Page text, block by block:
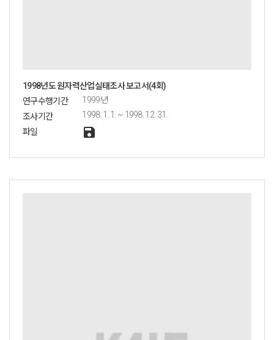
1998년도 원자력산업실태조사 보고서(4회)
연구수행기간
1999년
조사기간
1998. 1. 1. ~ 1998. 12. 31.
파일
save